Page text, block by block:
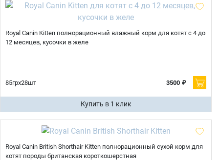
Royal Canin Kitten полнорационный влажный корм для котят с 4 до
12 месяцев, кусочки в желе
85грх28шт 3500 ₽
Купить в 1 клик
Royal Canin British Shorthair Kitten полнорационный сухой корм для
котят породы британская короткошерстная